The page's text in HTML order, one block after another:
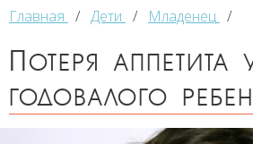
Главная / Дети / Младенец /
Потеря аппетита
годовалого